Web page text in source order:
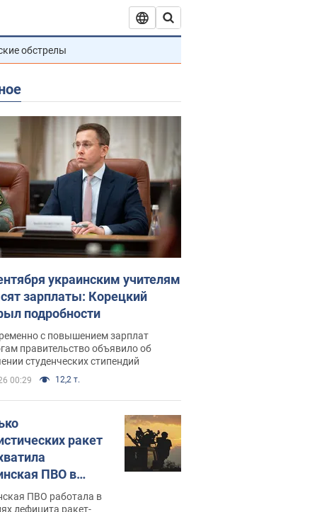
обстрелы
украинским учителям
зарплаты: Корецкий
подробности
с повышением зарплат
правительство объявило об
студенческих стипендий
00:29 12,2 т.
ракет
ПВО в
в Минобороны
цифру
ПВО работала в
дефицита ракет-